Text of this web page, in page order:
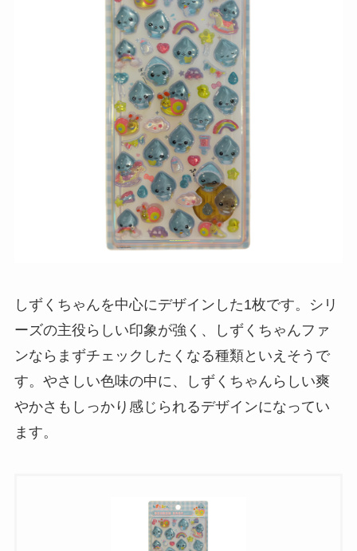
しずくちゃんを中心にデザインした1枚です。シリ
ーズの主役らしい印象が強く、しずくちゃんファ
ンならまずチェックしたくなる種類といえそうで
す。やさしい色味の中に、しずくちゃんらしい爽
やかさもしっかり感じられるデザインになってい
ます。